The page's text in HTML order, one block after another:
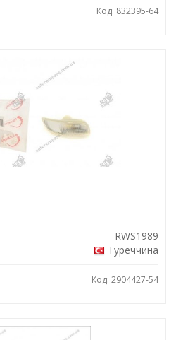
Код: 832395-64
RWS1989
Туреччина
Код: 2904427-54